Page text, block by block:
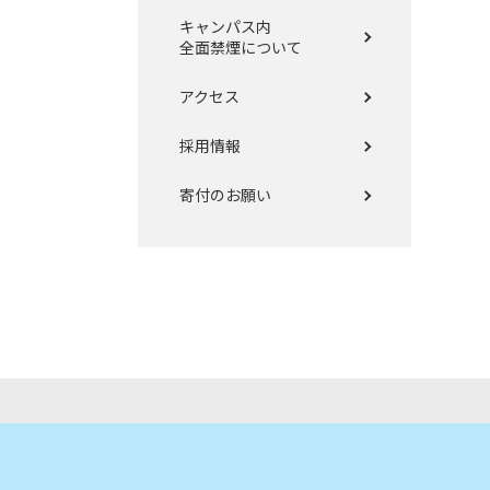
キャンパス内
全面禁煙について
アクセス
採用情報
寄付のお願い